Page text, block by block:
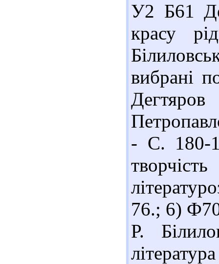
У2 Б61
красу
вибрані
- С. 180-
76.; 6)
Р.